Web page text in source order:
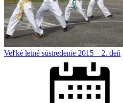
Veľké letné sústredenie 2015 – 2. deň